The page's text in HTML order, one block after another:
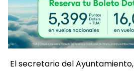
El secretario del Ayuntamiento,